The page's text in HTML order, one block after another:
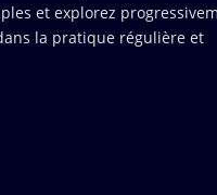
et explorez
la pratique régulière et